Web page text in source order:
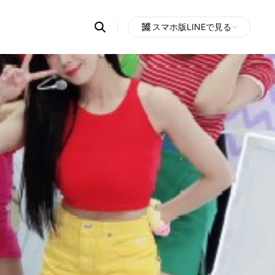
Search
OpenChats
messages
search
area
スマホ版LINEで見る